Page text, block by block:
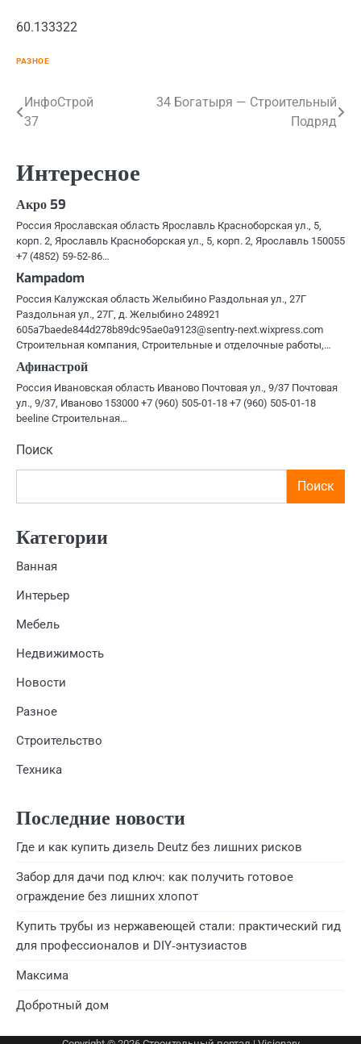
60.133322
РАЗНОЕ
Навигация
записям
ИнфоСтрой
37
34 Богатыря — Строительный
Подряд
Интересное
Акро 59
Россия Ярославская область Ярославль Красноборская ул., 5,
корп. 2, Ярославль Красноборская ул., 5, корп. 2, Ярославль 150055
+7 (4852) 59-52-86…
Kampadom
Россия Калужская область Желыбино Раздольная ул., 27Г
Раздольная ул., 27Г, д. Желыбино 248921
605a7baede844d278b89dc95ae0a9123@sentry-next.wixpress.com
Строительная компания, Строительные и отделочные работы,…
Афинастрой
Россия Ивановская область Иваново Почтовая ул., 9/37 Почтовая
ул., 9/37, Иваново 153000 +7 (960) 505-01-18 +7 (960) 505-01-18
beeline Строительная…
Поиск
Поиск
Категории
Ванная
Интерьер
Мебель
Недвижимость
Новости
Разное
Строительство
Техника
Последние новости
Где и как купить дизель Deutz без лишних рисков
Забор для дачи под ключ: как получить готовое
ограждение без лишних хлопот
Купить трубы из нержавеющей стали: практический гид
для профессионалов и DIY‑энтузиастов
Максима
Добротный дом